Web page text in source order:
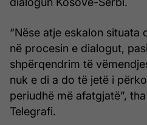
“Nëse atje eskalon situata
në procesin e dialogut,
shpërqendrim të
nuk e di a do të jetë i
periudhë më afatgjatë”,
Telegrafi.